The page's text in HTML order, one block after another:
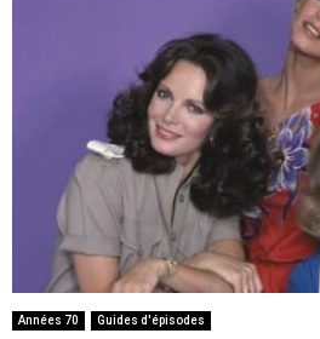
Années 70 Guides d'épisodes